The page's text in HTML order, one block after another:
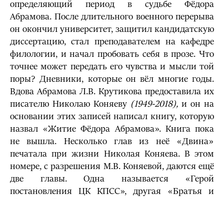
определяющий период в судьбе Фёдора
Абрамова. После длительного военного перерыва
он окончил университет, защитил кандидатскую
диссертацию, стал преподавателем на кафедре
филологии, и начал пробовать себя в прозе. Что
точнее может передать его чувства и мысли той
поры? Дневники, которые он вёл многие годы.
Вдова Абрамова Л.В. Крутикова предоставила их
писателю Николаю Коняеву (1949-2018), и он на
основании этих записей написал книгу, которую
назвал «Житие Фёдора Абрамова». Книга пока
не вышла. Несколько глав из неё «Двина»
печатала при жизни Николая Коняева. В этом
номере, с разрешения М.В. Коняевой, даются ещё
две главы. Одна называется «Герой
постановления ЦК КПСС», другая «Братья и